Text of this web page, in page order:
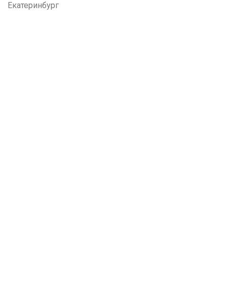
Екатеринбург